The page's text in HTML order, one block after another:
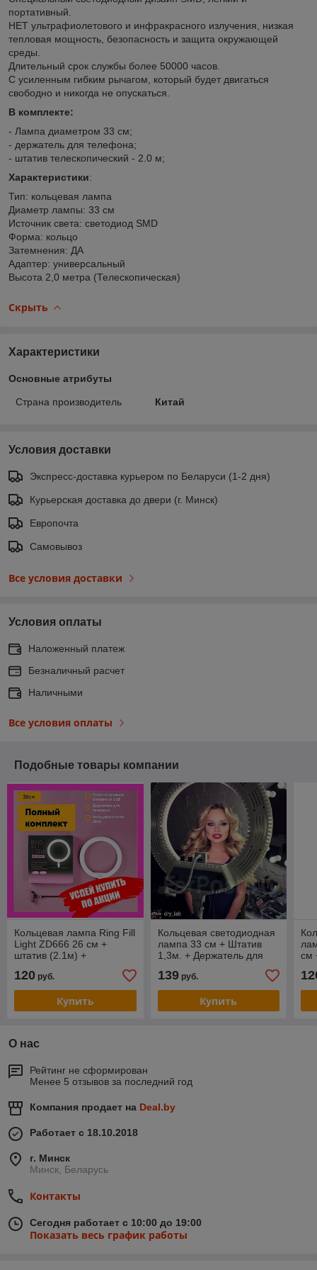
портативный.
НЕТ ультрафиолетового и инфракрасного излучения, низкая
тепловая мощность, безопасность и защита окружающей
среды.
Длительный срок службы более 50000 часов.
С усиленным гибким рычагом, который будет двигаться
свободно и никогда не опускаться.
В комплекте:
- Лампа диаметром 33 см;
- держатель для телефона;
- штатив телескопический - 2.0 м;
Характеристики:
Тип: кольцевая лампа
Диаметр лампы: 33 см
Источник света: светодиод SMD
Форма: кольцо
Затемнения: ДА
Адаптер: универсальный
Высота 2,0 метра (Телескопическая)
Скрыть
Характеристики
Основные атрибуты
Страна производитель Китай
Условия доставки
Экспресс-доставка курьером по Беларуси (1-2 дня)
Курьерская доставка до двери (г. Минск)
Европочта
Самовывоз
Все условия доставки
Условия оплаты
Наложенный платеж
Безналичный расчет
Наличными
Все условия оплаты
Подобные товары компании
Кольцевая лампа Ring Fill
Light ZD666 26 см +
штатив (2.1м) +
120 руб.
Купить
Кольцевая светодиодная
лампа 33 см + Штатив
1,3м. + Держатель для
139руб.
Купить
см
О нас
Рейтинг не сформирован
Менее 5 отзывов за последний год
Компания продает на Deal.by
Работает с 18.10.2018
г. Минск
Минск, Беларусь
Контакты
Сегодня работает с 10:00 до 19:00
Показать весь график работы